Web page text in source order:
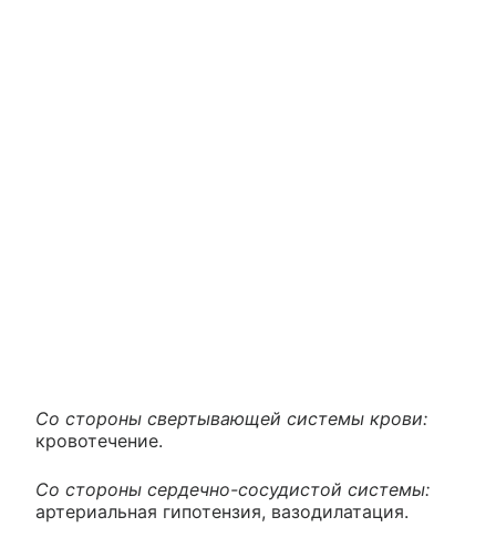
Со стороны свертывающей системы крови:
кровотечение.
Со стороны сердечно-сосудистой системы:
артериальная гипотензия, вазодилатация.